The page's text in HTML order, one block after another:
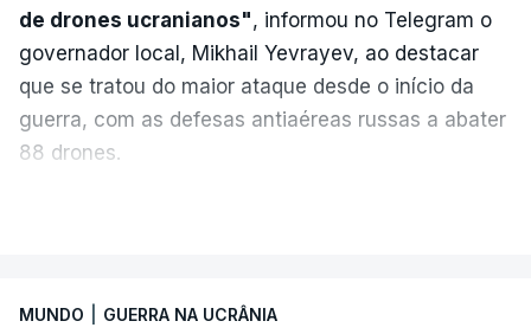
de drones ucranianos", informou no Telegram o
governador local, Mikhail Yevrayev, ao destacar
que se tratou do maior ataque desde o início da
guerra, com as defesas antiaéreas russas a abater
88 drones.
da Crimeia e os mares Negro e de Azov.
MUNDO GUERRA NA UCRÂNIA